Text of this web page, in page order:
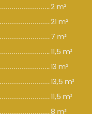
2 m²
21 m²
7 m²
11,5 m²
13 m²
13,5 m²
11,5 m²
8 m²